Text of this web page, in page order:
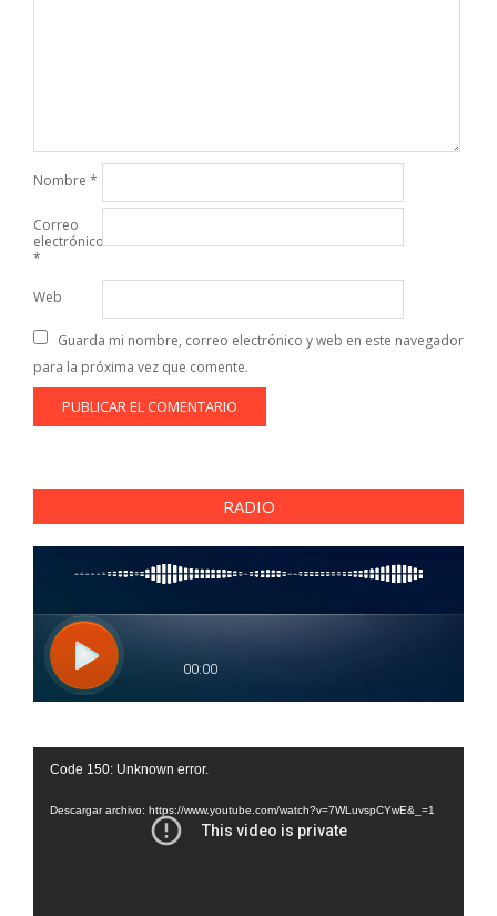
Nombre *
Correo
electrónico
*
Web
Guarda mi nombre, correo electrónico y web en este navegador
para la próxima vez que comente.
RADIO
Reproductor
vídeo
Code 150: Unknown error.
Descargar archivo: https://www.youtube.com/watch?v=7WLuvspCYwE&_=1